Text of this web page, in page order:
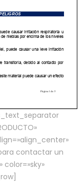
contactar un
color=»sky»